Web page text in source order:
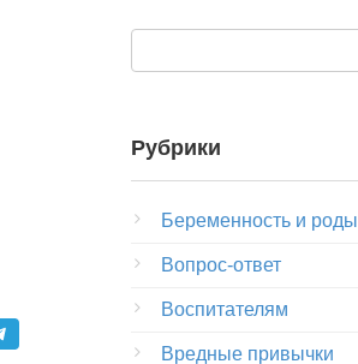
Рубрики
Беременность и роды
Вопрос-ответ
Воспитателям
Вредные привычки